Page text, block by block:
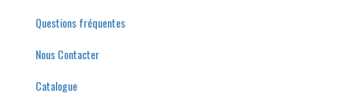
Questionsfréquentes
Nous Contacter
Catalogue